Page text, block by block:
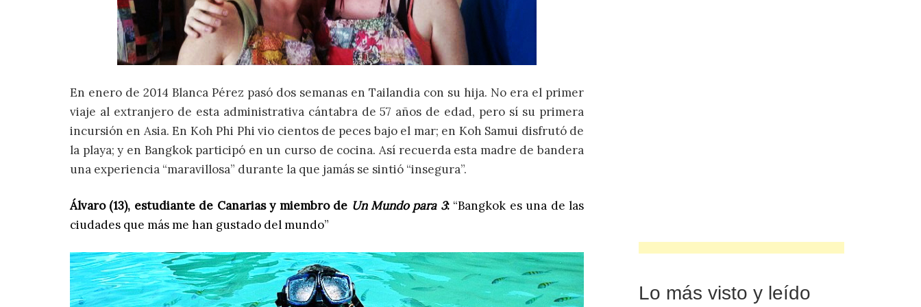
En enero de 2014 Blanca Pérez pasó dos semanas en Tailandia con su hija. No era el primer
viaje al extranjero de esta administrativa cántabra de 57 años de edad, pero sí su primera
incursión en Asia. En Koh Phi Phi vio cientos de peces bajo el mar; en Koh Samui disfrutó de
la playa; y en Bangkok participó en un curso de cocina. Así recuerda esta madre de bandera
una experiencia “maravillosa” durante la que jamás se sintió “insegura”.
Álvaro (13), estudiante de Canarias y miembro de Un Mundo para 3:“Bangkok es una de las
ciudades que más me han gustado del mundo”
Lo más visto y leído